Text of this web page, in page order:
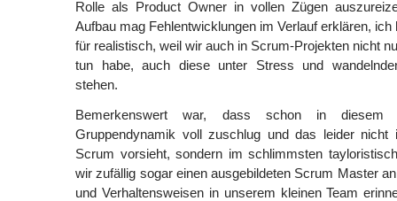
Rolle als Product Owner in vollen Zügen
Aufbau mag Fehlentwicklungen im Verlauf erklären, ich
für realistisch, weil wir auch in Scrum-Projekten nicht
tun habe, auch diese unter Stress und
stehen.
Bemerkenswert war, dass schon in diesem
Gruppendynamik voll zuschlug und das leider
Scrum vorsieht, sondern im schlimmsten
wir zufällig sogar einen ausgebildeten Scrum Master
und Verhaltensweisen in unserem kleinen Team